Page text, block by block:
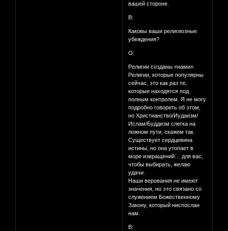
вашей стороне.
В:
Каковы ваши религиозные
убеждения?
О:
Религии созданы «нами».
Религии, которые популярны
сейчас, это как раз те,
которые находятся под
полным контролем. Я не могу
подробно говорить об этом,
но Христианство/Иудаизм/
Ислам/Буддизм слегка на
ложном пути, скажем так.
Существует сердцевина
истины, но она утопает в
море извращений… для вас,
чтобы выбирать, желаю
удачи.
Наши верования не имеют
значения, но это связано со
служением Божественному
Закону, который ниспослан
нам.
В: